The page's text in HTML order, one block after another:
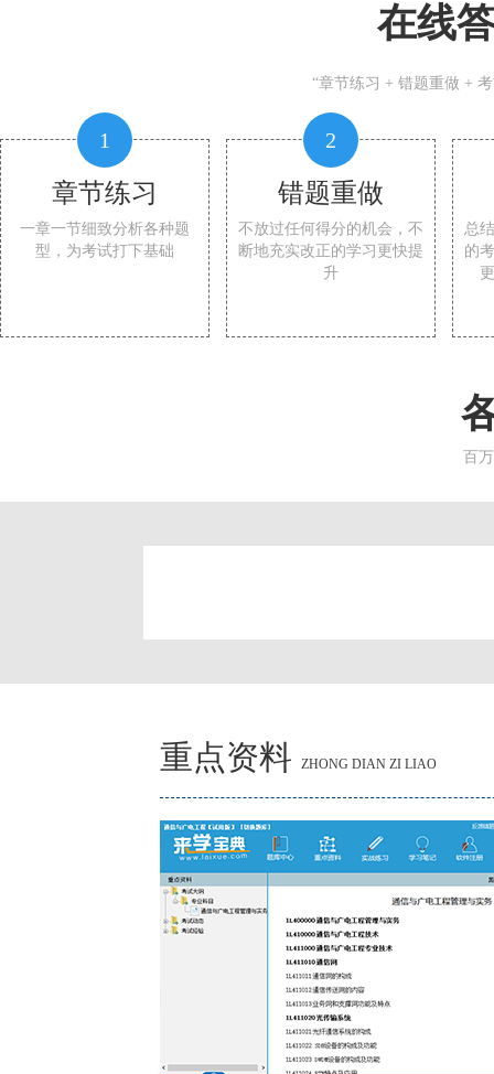
在线
“章节练习 + 错题重做 +
1
章节练习
一章一节细致分析各种题
型，为考试打下基础
2
错题重做
不放过任何得分的机会，不
断地充实改正的学习更快提
升
总
的
百
重点资料 ZHONG DIAN ZI LIAO